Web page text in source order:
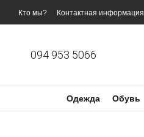
Перейти к основному контенту
Кто мы? Контактная информация
094 953 5066
Одежда Обувь